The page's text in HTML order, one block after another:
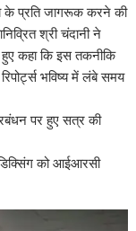
के प्रति जागरूक करने की
श्री चंदानी ने
कहा कि इस तकनीकि
भविष्य में लंबे समय
पर हुए सत्र की
को आईआरसी